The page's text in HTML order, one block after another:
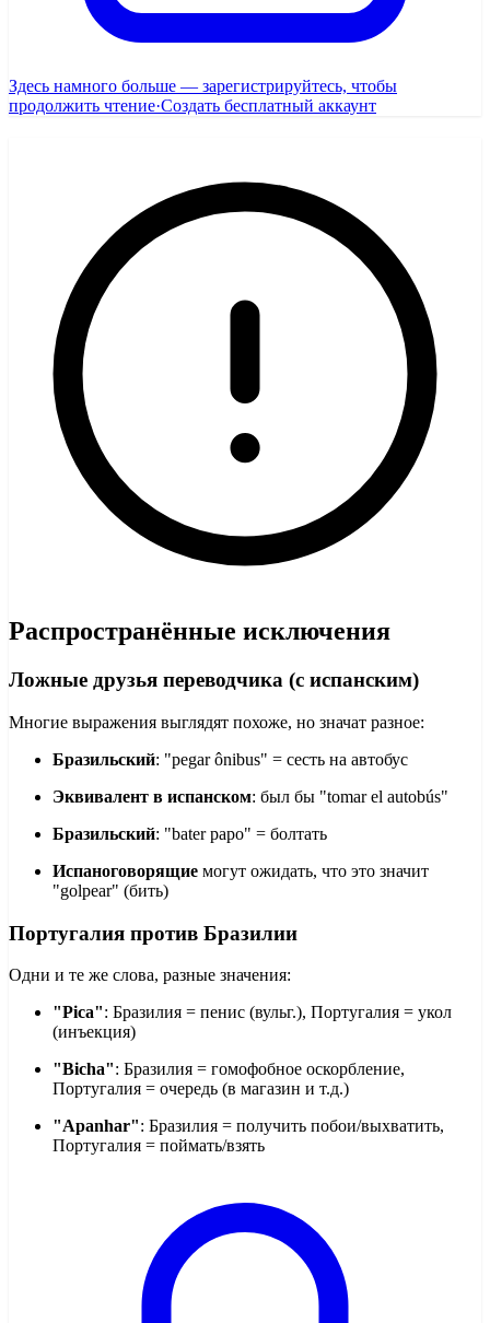
Здесь намного больше — зарегистрируйтесь, чтобы
продолжить чтение·Создать бесплатный аккаунт
Распространённые исключения
Ложные друзья переводчика (с испанским)
Многие выражения выглядят похоже, но значат разное:
Бразильский: "pegar ônibus" = сесть на автобус
Эквивалент в испанском: был бы "tomar el autobús"
Бразильский: "bater papo" = болтать
Испаноговорящие могут ожидать, что это значит
"golpear" (бить)
Португалия против Бразилии
Одни и те же слова, разные значения:
"Pica": Бразилия = пенис (вульг.), Португалия = укол
(инъекция)
"Bicha": Бразилия = гомофобное оскорбление,
Португалия = очередь (в магазин и т.д.)
"Apanhar": Бразилия = получить побои/выхватить,
Португалия = поймать/взять